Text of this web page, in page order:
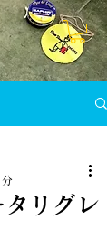
リグレ
分